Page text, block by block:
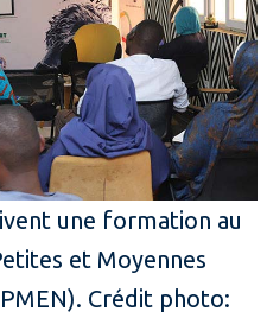
une formation au
et Moyennes
Crédit photo: